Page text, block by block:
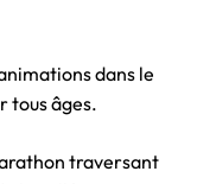
dans le
tous âges.
traversant